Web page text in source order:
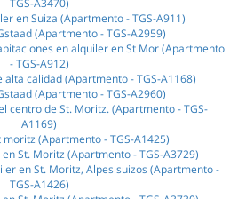
TGS-A3470)
en Suiza (Apartmento - TGS-A911)
(Apartmento - TGS-A2959)
en alquiler en St Mor (Apartmento
- TGS-A912)
calidad (Apartmento - TGS-A1168)
(Apartmento - TGS-A2960)
centro de St. Moritz. (Apartmento - TGS-
A1169)
(Apartmento - TGS-A1425)
St. Moritz (Apartmento - TGS-A3729)
en St. Moritz, Alpes suizos (Apartmento -
TGS-A1426)